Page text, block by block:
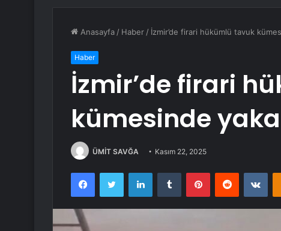
Anasayfa / Haber / İzmir’de firari hükümlü tavuk
Haber
İzmir’de firari
kümesinde
ÜMİT SAVĞA Kasım 22, 2025
FacebookTwitter LinkedInTumblr PinterestReddit